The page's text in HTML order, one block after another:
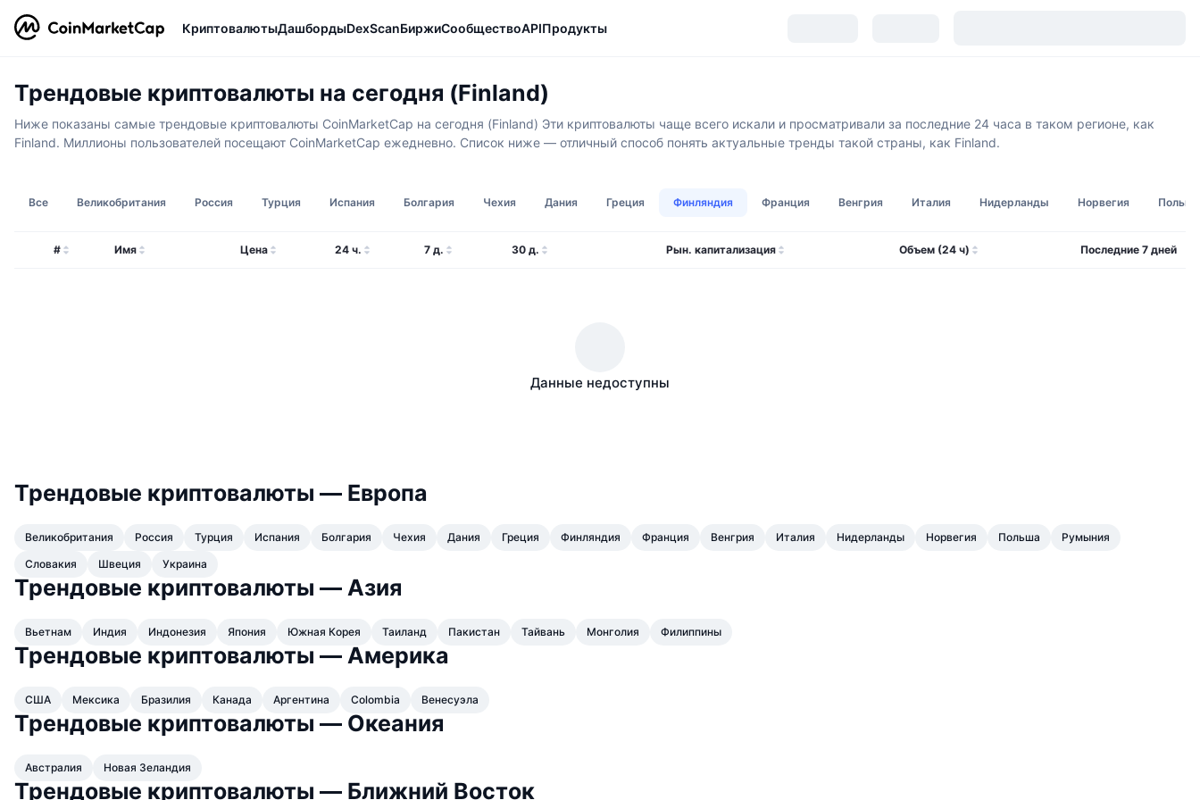
КриптовалютыДашбордыDexScanБиржиСообществоAPIПродукты
Трендовые криптовалюты на сегодня (Finland)
Ниже показаны самые трендовые криптовалюты CoinMarketCap на сегодня (Finland) Эти криптовалюты чаще всего искали и просматривали за последние 24 часа в таком регионе, как
Finland. Миллионы пользователей посещают CoinMarketCap ежедневно. Список ниже — отличный способ понять актуальные тренды такой страны, как Finland.
Все Великобритания Россия Турция Испания Болгария Чехия Дания Греция Финляндия Франция Венгрия Италия Нидерланды Норвегия Польша
# Имя Цена 24 ч. 7 д. 30 д. Рын. капитализация Объем (24 ч) Последние 7 дней
Данные недоступны
Трендовые криптовалюты — Европа
Великобритания Россия Турция Испания Болгария Чехия Дания Греция Финляндия Франция Венгрия Италия Нидерланды Норвегия Польша
Румыния
Словакия
Швеция Украина
Трендовые криптовалюты — Азия
Вьетнам Индия Индонезия Япония Южная Корея Таиланд Пакистан Тайвань Монголия Филиппины
Трендовые криптовалюты — Америка
США Мексика Бразилия Канада Аргентина Colombia Венесуэла
Трендовые криптовалюты — Океания
Австралия Новая Зеландия
Трендовые криптовалюты — Ближний Восток